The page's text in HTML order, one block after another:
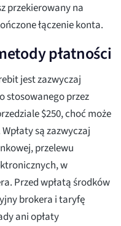
przekierowany na
łączenie konta.
płatności
jest zazwyczaj
stosowanego przez
$250, choć może
są zazwyczaj
przelewu
w
Przed wpłatą środków
brokera i taryfę
ani opłaty